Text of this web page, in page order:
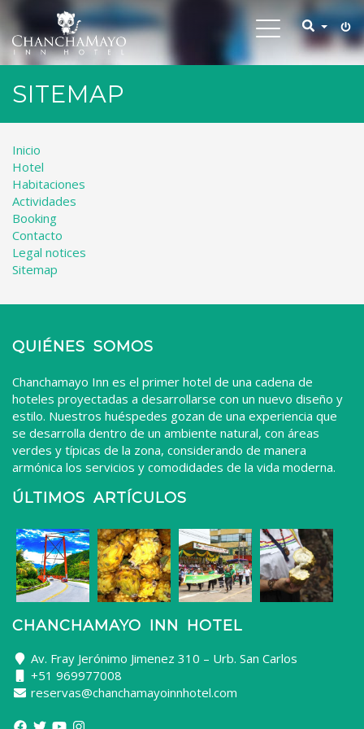
Toggle
navigation
SITEMAP
Inicio
Hotel
Habitaciones
Actividades
Booking
Contacto
Legal notices
Sitemap
QUIÉNES SOMOS
Chanchamayo Inn es el primer hotel de una cadena de
hoteles proyectadas a desarrollarse con un nuevo diseño y
estilo. Nuestros huéspedes gozan de una experiencia que
se desarrolla dentro de un ambiente natural, con áreas
verdes y típicas de la zona, considerando de manera
armónica los servicios y comodidades de la vida moderna.
ÚLTIMOS ARTÍCULOS
CHANCHAMAYO INN HOTEL
Av. Fray Jerónimo Jimenez 310 – Urb. San Carlos
+51 969977008
reservas@chanchamayoinnhotel.com